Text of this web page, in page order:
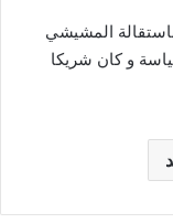
المشيشي
و كان شريكا